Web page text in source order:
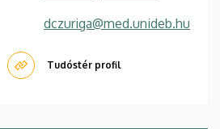
dczuriga@med.unideb.hu
Tudóstér profil